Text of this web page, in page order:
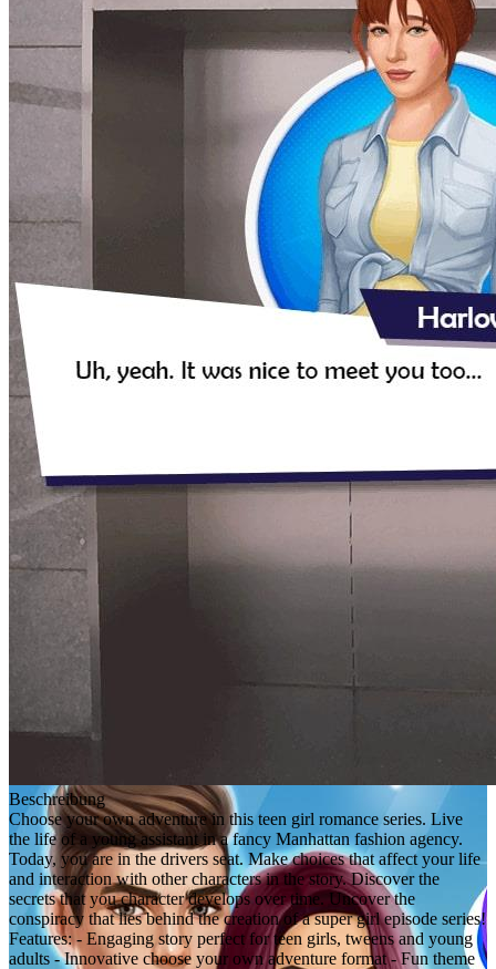
Beschreibung
Choose your own adventure in this teen girl romance series. Live
the life of a young assistant in a fancy Manhattan fashion agency.
Today, you are in the drivers seat. Make choices that affect your life
and interaction with other characters in the story. Discover the
secrets that you character develops over time. Uncover the
conspiracy that lies behind the creation of a super girl episode series!
Features: - Engaging story perfect for teen girls, tweens and young
adults - Innovative choose your own adventure format - Fun theme